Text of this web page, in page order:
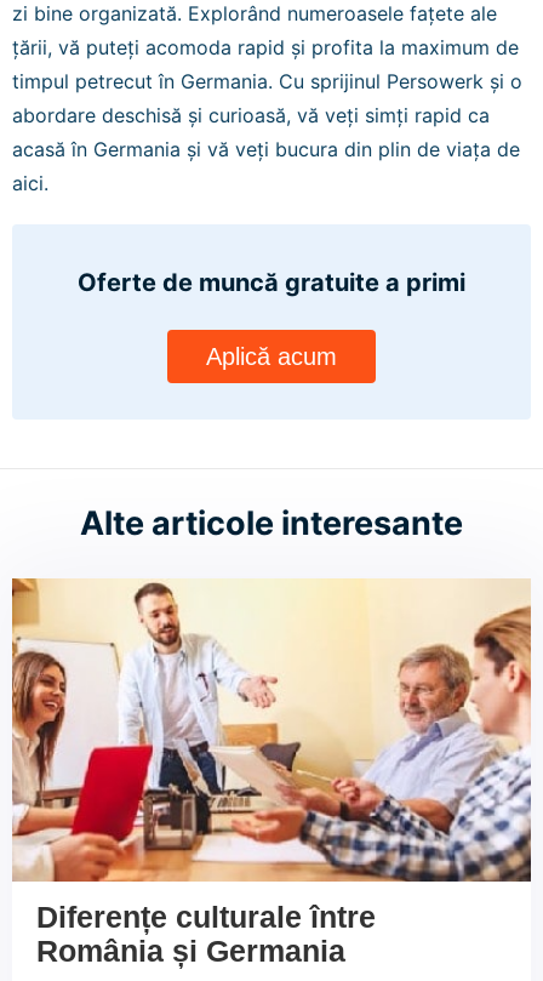
zi bine organizată. Explorând numeroasele fațete ale
țării, vă puteți acomoda rapid și profita la maximum de
timpul petrecut în Germania. Cu sprijinul Persowerk și o
abordare deschisă și curioasă, vă veți simți rapid ca
acasă în Germania și vă veți bucura din plin de viața de
aici.
Oferte de muncă gratuite a primi
Aplică acum
Alte articole interesante
Diferențe culturale între
România și Germania